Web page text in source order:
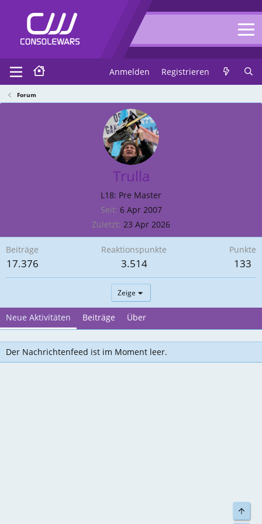
Anmelden Registrieren
Forum
Trulla
L18: Pre Master
Seit 6 Apr 2007
Zuletzt 23 Apr 2026
Beiträge
17.376
Reaktionspunkte
3.514
Punkte
133
Zeige
Neue Aktivitäten Beiträge Über
Der Nachrichtenfeed ist im Moment leer.